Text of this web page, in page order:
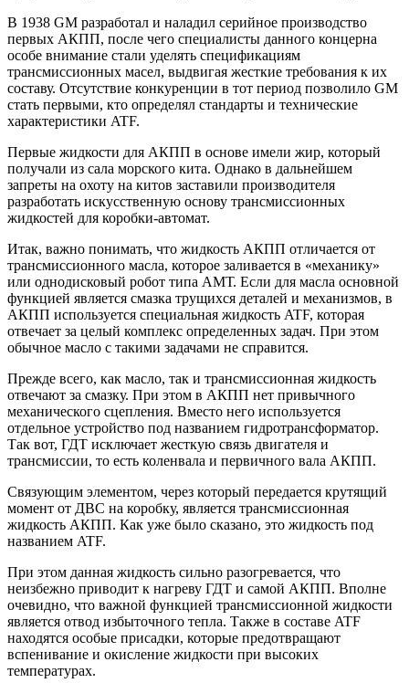
В 1938 GM разработал и наладил серийное производство
первых АКПП, после чего специалисты данного концерна
особе внимание стали уделять спецификациям
трансмиссионных масел, выдвигая жесткие требования к их
составу. Отсутствие конкуренции в тот период позволило GM
стать первыми, кто определял стандарты и технические
характеристики ATF.
Первые жидкости для АКПП в основе имели жир, который
получали из сала морского кита. Однако в дальнейшем
запреты на охоту на китов заставили производителя
разработать искусственную основу трансмиссионных
жидкостей для коробки-автомат.
Итак, важно понимать, что жидкость АКПП отличается от
трансмиссионного масла, которое заливается в «механику»
или однодисковый робот типа АМТ. Если для масла основной
функцией является смазка трущихся деталей и механизмов, в
АКПП используется специальная жидкость ATF, которая
отвечает за целый комплекс определенных задач. При этом
обычное масло с такими задачами не справится.
Прежде всего, как масло, так и трансмиссионная жидкость
отвечают за смазку. При этом в АКПП нет привычного
механического сцепления. Вместо него используется
отдельное устройство под названием гидротрансформатор.
Так вот, ГДТ исключает жесткую связь двигателя и
трансмиссии, то есть коленвала и первичного вала АКПП.
Связующим элементом, через который передается крутящий
момент от ДВС на коробку, является трансмиссионная
жидкость АКПП. Как уже было сказано, это жидкость под
названием ATF.
При этом данная жидкость сильно разогревается, что
неизбежно приводит к нагреву ГДТ и самой АКПП. Вполне
очевидно, что важной функцией трансмиссионной жидкости
является отвод избыточного тепла. Также в составе ATF
находятся особые присадки, которые предотвращают
вспенивание и окисление жидкости при высоких
температурах.